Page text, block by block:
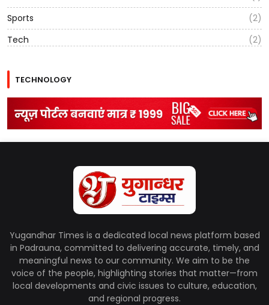
Sports
(2)
Tech
(2)
TECHNOLOGY
Yugandhar Times is a dedicated local news platform based
in Padrauna, committed to delivering accurate, timely, and
meaningful news to our community. We aim to be the
voice of the people, highlighting stories that matter—from
local developments and civic issues to culture, education,
and regional progress.